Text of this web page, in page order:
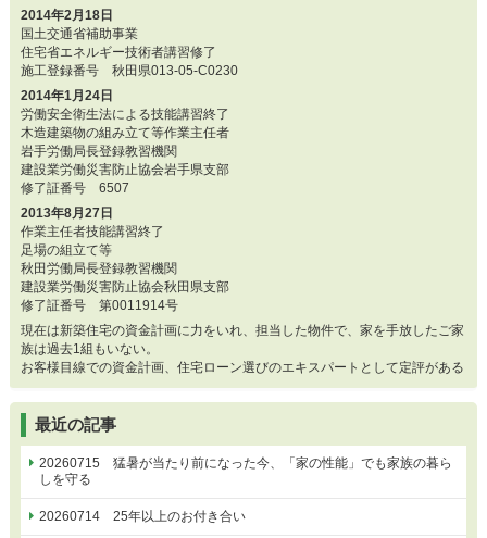
2014年2月18日
国土交通省補助事業
住宅省エネルギー技術者講習修了
施工登録番号 秋田県013-05-C0230
2014年1月24日
労働安全衛生法による技能講習終了
木造建築物の組み立て等作業主任者
岩手労働局長登録教習機関
建設業労働災害防止協会岩手県支部
修了証番号 6507
2013年8月27日
作業主任者技能講習終了
足場の組立て等
秋田労働局長登録教習機関
建設業労働災害防止協会秋田県支部
修了証番号 第0011914号
現在は新築住宅の資金計画に力をいれ、担当した物件で、家を手放したご家
族は過去1組もいない。
お客様目線での資金計画、住宅ローン選びのエキスパートとして定評がある
最近の記事
20260715 猛暑が当たり前になった今、「家の性能」でも家族の暮ら
しを守る
20260714 25年以上のお付き合い